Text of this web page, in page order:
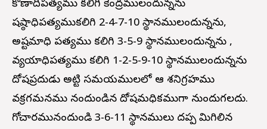
కోణాదిపత్యము కలిగి కేంద్రములందున్నను
షష్ఠాధిపత్యముకలిగి 2-4-7-10 స్థానములందున్నను,
అష్టమాధి పత్యము కలిగి 3-5-9 స్థానములందున్నను ,
వ్యయాధిపత్యము కలిగి 1-2-5-9-10 స్థానములందున్నను
దోషప్రదుడు అట్టి సమయములలో ఆ శనిగ్రహము
వక్రగమనము నందుండిన దోషమధికముగా నుందుగలదు.
గోచారమునందుండి 3-6-11 స్థానములు దప్ప మిగిలిన